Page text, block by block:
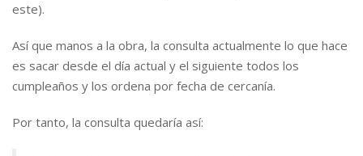
este).
Así que manos a la obra, la consulta actualmente lo que hace
es sacar desde el día actual y el siguiente todos los
cumpleaños y los ordena por fecha de cercanía.
Por tanto, la consulta quedaría así: